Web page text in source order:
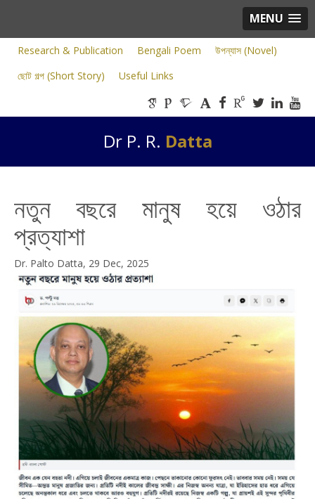
MENU
Research & Publication Bengali Poem
উপন্যাস (Novel)
ছোট গল্প (Short Story)
Useful Links
Dr P. R. Datta
নতুন বছরে মানুষ হয়ে ওঠার
প্রত্যাশা
Dr. Palto Datta, 29 Dec, 2025